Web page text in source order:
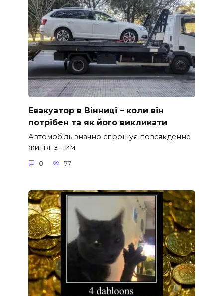
Евакуатор в Вінниці – коли він
потрібен та як його викликати
Автомобіль значно спрощує повсякденне
життя: з ним
0 77